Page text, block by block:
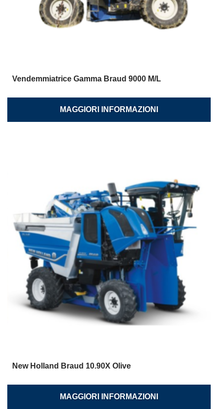
Vendemmiatrice Gamma Braud 9000 M/L
MAGGIORI INFORMAZIONI
New Holland Braud 10.90X Olive
MAGGIORI INFORMAZIONI